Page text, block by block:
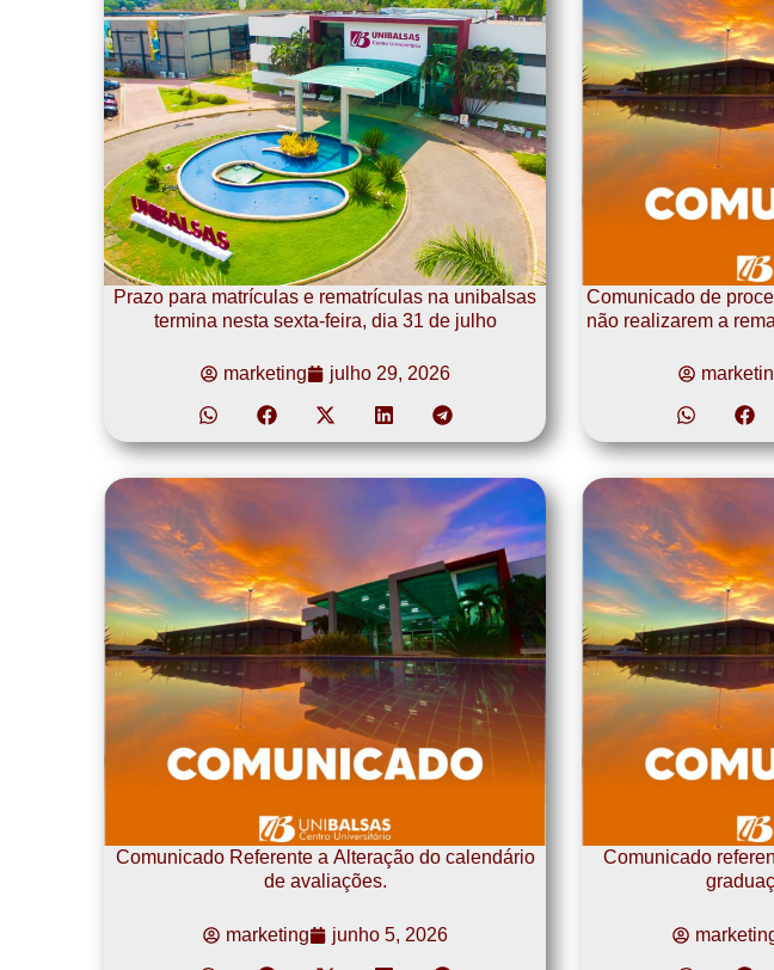
Prazo para matrículas e rematrículas na unibalsas
termina nesta sexta-feira, dia 31 de julho
marketing julho 29, 2026
Comunicado de
não realizarem a
Comunicado Referente a Alteração do calendário
de avaliações.
marketing junho 5, 2026
Comunicado